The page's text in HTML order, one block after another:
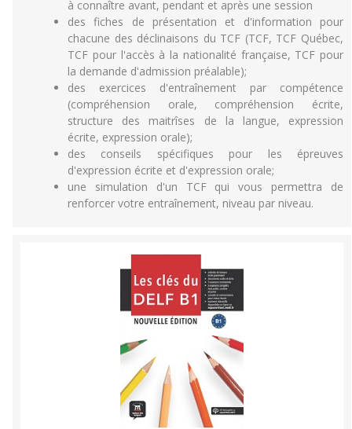
à connaître avant, pendant et après une session
des fiches de présentation et d'information pour
chacune des déclinaisons du TCF (TCF, TCF Québec,
TCF pour l'accès à la nationalité française, TCF pour
la demande d'admission préalable);
des exercices d'entraînement par compétence
(compréhension orale, compréhension écrite,
structure des maitrîses de la langue, expression
écrite, expression orale);
des conseils spécifiques pour les épreuves
d'expression écrite et d'expression orale;
une simulation d'un TCF qui vous permettra de
renforcer votre entraînement, niveau par niveau.